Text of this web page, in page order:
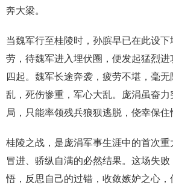
奔大梁。
当魏军行至桂陵时，孙膑早已在此设
劳，待魏军进入埋伏圈，便发起猛烈
四起。魏军长途奔袭，疲劳不堪，毫
乱，死伤惨重，军心大乱。庞涓虽奋
局，只能率领残兵狼狈逃脱，侥幸保住
桂陵之战，是庞涓军事生涯中的首次
冒进、骄纵自满的必然结果。这场失
悟，反思自己的过错，收敛嫉妒之心